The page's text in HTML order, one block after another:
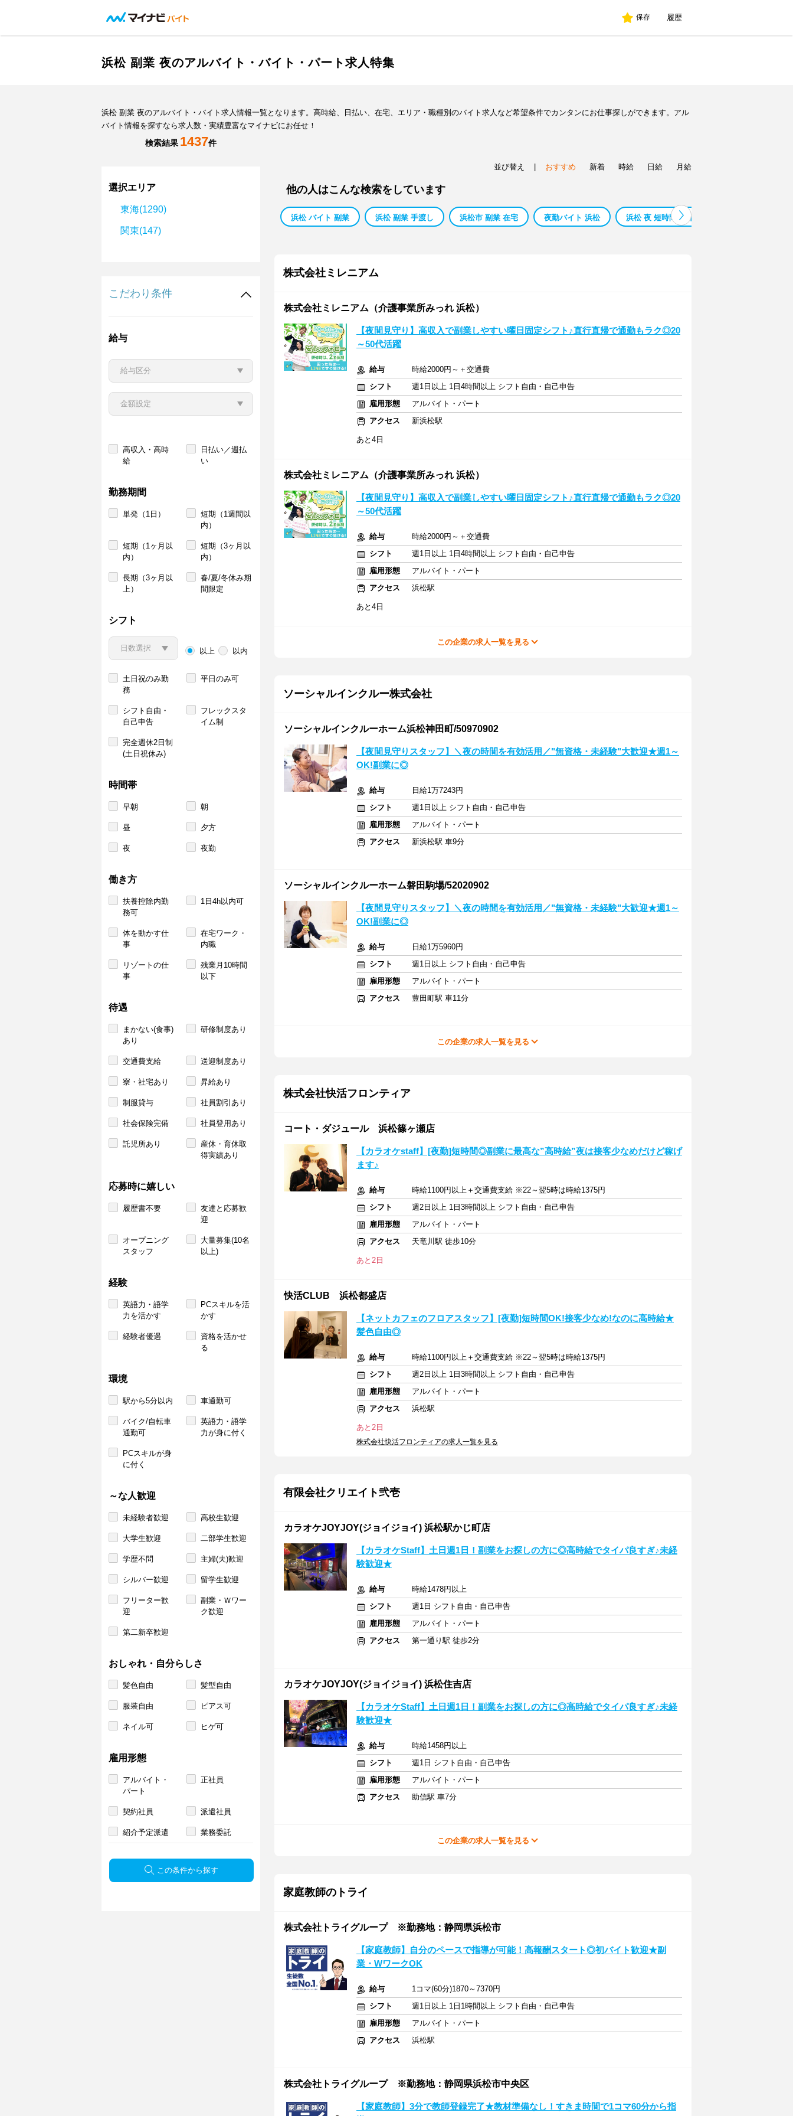
保存 履歴
浜松 副業 夜のアルバイト・バイト・パート求人特集
浜松 副業 夜のアルバイト・バイト求人情報一覧となります。高時給、日払い、在宅、エリア・職種別のバイト求人など希望条件でカンタンにお仕事探しができます。アル
バイト情報を探すなら求人数・実績豊富なマイナビにお任せ！
検索結果 1437件
選択エリア
東海(1290)
関東(147)
こだわり条件
給与
高収入・高時
給
日払い／週払
い
勤務期間
単発（1日）
短期（1週間以
内）
短期（1ヶ月以
内）
短期（3ヶ月以
内）
長期（3ヶ月以
上）
春/夏/冬休み期
間限定
シフト
以上 以内
土日祝のみ勤
務
平日のみ可
シフト自由・
自己申告
フレックスタ
イム制
完全週休2日制
(土日祝休み)
時間帯
早朝 朝
昼 夕方
夜 夜勤
働き方
扶養控除内勤
務可
1日4h以内可
体を動かす仕
事
在宅ワーク・
内職
リゾートの仕
事
残業月10時間
以下
待遇
まかない(食事)
あり
研修制度あり
交通費支給 送迎制度あり
寮・社宅あり 昇給あり
制服貸与 社員割引あり
社会保険完備 社員登用あり
託児所あり
産休・育休取
得実績あり
応募時に嬉しい
履歴書不要
友達と応募歓
迎
オープニング
スタッフ
大量募集(10名
以上)
経験
英語力・語学
力を活かす
PCスキルを活
かす
経験者優遇
資格を活かせ
る
環境
駅から5分以内 車通勤可
バイク/自転車
通勤可
英語力・語学
力が身に付く
PCスキルが身
に付く
～な人歓迎
未経験者歓迎 高校生歓迎
大学生歓迎 二部学生歓迎
学歴不問 主婦(夫)歓迎
シルバー歓迎 留学生歓迎
フリーター歓
迎
副業・Ｗワー
ク歓迎
第二新卒歓迎
おしゃれ・自分らしさ
髪色自由 髪型自由
服装自由 ピアス可
ネイル可 ヒゲ可
雇用形態
アルバイト・
パート
正社員
契約社員 派遣社員
紹介予定派遣 業務委託
この条件から探す
並び替え おすすめ 新着 時給 日給 月給
他の人はこんな検索をしています
浜松 バイト 副業 浜松 副業 手渡し 浜松市 副業 在宅 夜勤バイト 浜松 浜松 夜 短時間 バイト
株式会社ミレニアム
株式会社ミレニアム（介護事業所みっれ 浜松）
【夜間見守り】高収入で副業しやすい曜日固定シフト♪直行直帰で通勤もラク◎20
～50代活躍
給与
時給2000円～＋交通費
シフト
週1日以上 1日4時間以上 シフト自由・自己申告
雇用形態
アルバイト・パート
アクセス
新浜松駅
あと4日
株式会社ミレニアム（介護事業所みっれ 浜松）
【夜間見守り】高収入で副業しやすい曜日固定シフト♪直行直帰で通勤もラク◎20
～50代活躍
給与
時給2000円～＋交通費
シフト
週1日以上 1日4時間以上 シフト自由・自己申告
雇用形態
アルバイト・パート
アクセス
浜松駅
あと4日
この企業の求人一覧を見る
ソーシャルインクルー株式会社
ソーシャルインクルーホーム浜松神田町/50970902
【夜間見守りスタッフ】＼夜の時間を有効活用／"無資格・未経験"大歓迎★週1～
OK!副業に◎
給与
日給1万7243円
シフト
週1日以上 シフト自由・自己申告
雇用形態
アルバイト・パート
アクセス
新浜松駅 車9分
ソーシャルインクルーホーム磐田駒場/52020902
【夜間見守りスタッフ】＼夜の時間を有効活用／"無資格・未経験"大歓迎★週1～
OK!副業に◎
給与
日給1万5960円
シフト
週1日以上 シフト自由・自己申告
雇用形態
アルバイト・パート
アクセス
豊田町駅 車11分
この企業の求人一覧を見る
株式会社快活フロンティア
コート・ダジュール 浜松篠ヶ瀬店
【カラオケstaff】[夜勤]短時間◎副業に最高な”高時給”夜は接客少なめだけど稼げ
ます♪
給与
時給1100円以上＋交通費支給 ※22～翌5時は時給1375円
シフト
週2日以上 1日3時間以上 シフト自由・自己申告
雇用形態
アルバイト・パート
アクセス
天竜川駅 徒歩10分
あと2日
快活CLUB 浜松都盛店
【ネットカフェのフロアスタッフ】[夜勤]短時間OK!接客少なめ!なのに高時給★
髪色自由◎
給与
時給1100円以上＋交通費支給 ※22～翌5時は時給1375円
シフト
週2日以上 1日3時間以上 シフト自由・自己申告
雇用形態
アルバイト・パート
アクセス
浜松駅
あと2日
株式会社快活フロンティアの求人一覧を見る
有限会社クリエイト弐壱
カラオケJOYJOY(ジョイジョイ) 浜松駅かじ町店
【カラオケStaff】土日週1日！副業をお探しの方に◎高時給でタイパ良すぎ♪未経
験歓迎★
給与
時給1478円以上
シフト
週1日 シフト自由・自己申告
雇用形態
アルバイト・パート
アクセス
第一通り駅 徒歩2分
カラオケJOYJOY(ジョイジョイ) 浜松住吉店
【カラオケStaff】土日週1日！副業をお探しの方に◎高時給でタイパ良すぎ♪未経
験歓迎★
給与
時給1458円以上
シフト
週1日 シフト自由・自己申告
雇用形態
アルバイト・パート
アクセス
助信駅 車7分
この企業の求人一覧を見る
家庭教師のトライ
株式会社トライグループ ※勤務地：静岡県浜松市
【家庭教師】自分のペースで指導が可能！高報酬スタート◎初バイト歓迎★副
業・WワークOK
給与
1コマ(60分)1870～7370円
シフト
週1日以上 1日1時間以上 シフト自由・自己申告
雇用形態
アルバイト・パート
アクセス
浜松駅
株式会社トライグループ ※勤務地：静岡県浜松市中央区
【家庭教師】3分で教師登録完了★教材準備なし！すきま時間で1コマ60分から指